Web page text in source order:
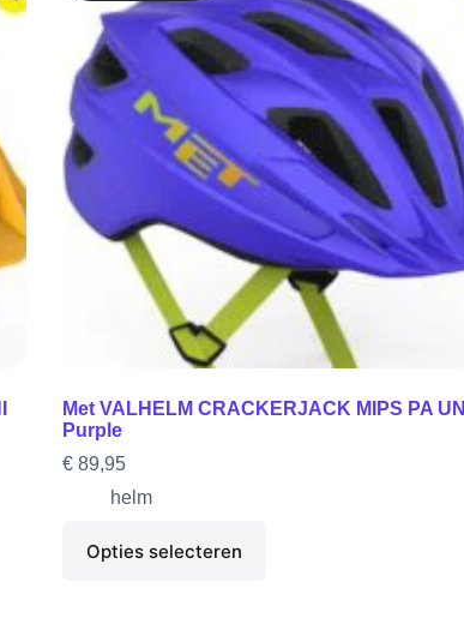
Met VALHELM CRACKERJACK MIPS PA UNI
Purple
€89,95
helm
Opties selecteren